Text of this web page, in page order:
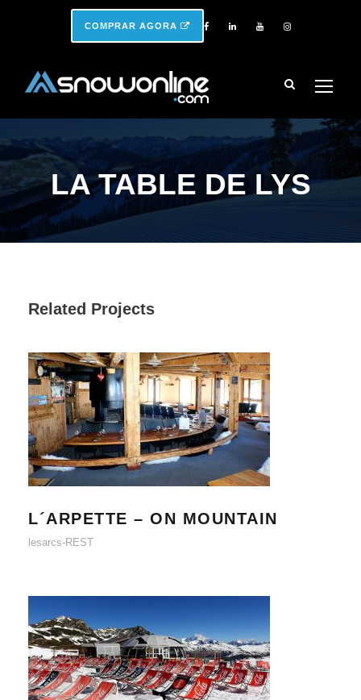
COMPRAR AGORA
LA TABLE DE LYS
Related Projects
L´ARPETTE – ON MOUNTAIN
L´ARPETTE – ON MOUNTAIN
lesarcs-REST